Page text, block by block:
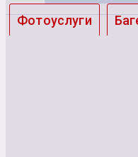
Фотоуслуги